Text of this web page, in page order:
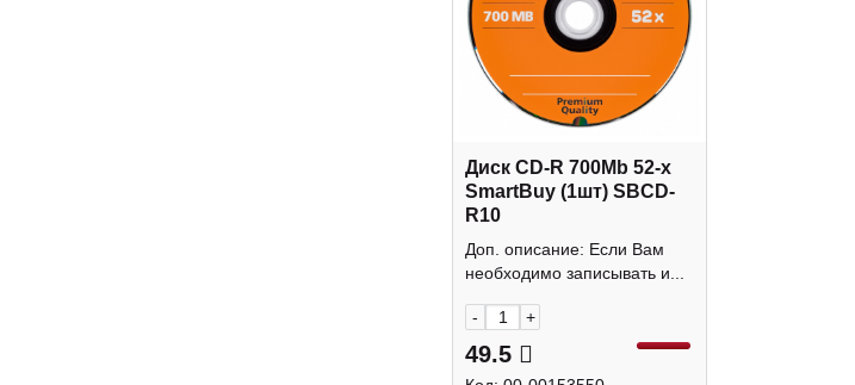
Диск CD-R 700Mb 52-х
SmartBuy (1шт) SBCD-
R10
Доп. описание: Если Вам
необходимо записывать и...
- +
49.5